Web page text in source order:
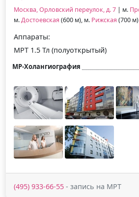
Москва, Орловский переулок, д. 7 | м.
м.Достоевская (600 м), м. Рижская (700 м)
Аппараты:
МРТ 1.5 Тл (полуоткрытый)
МР-Холангиография
(495) 933-66-55 - запись на МРТ